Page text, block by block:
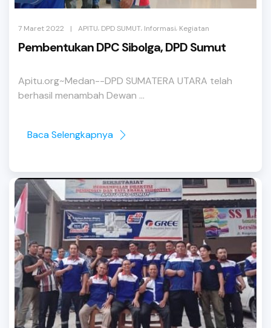
7 Maret 2022 | APITU, DPD SUMUT, Informasi, Kegiatan
Pembentukan DPC Sibolga, DPD Sumut
Apitu.org~Medan--DPD SUMATERA UTARA telah
berhasil menambah Dewan ...
Baca Selengkapnya